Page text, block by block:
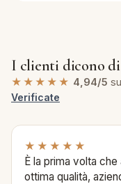
I clienti dicono
★★★★★ 4,94/5
Verificate
★★★★★
È la prima volta
ottima qualità,